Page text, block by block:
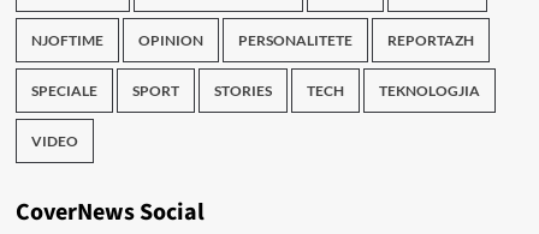
NJOFTIME OPINION PERSONALITETE REPORTAZH
SPECIALE SPORT STORIES TECH TEKNOLOGJIA
VIDEO
CoverNews Social